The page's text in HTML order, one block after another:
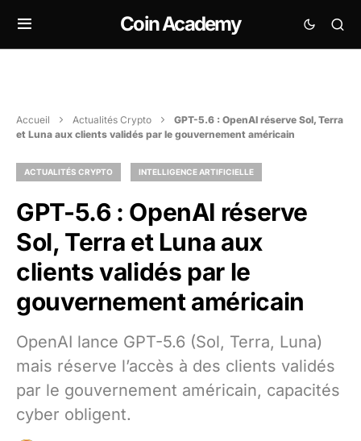
Coin Academy
Accueil Actualités Crypto
GPT-5.6 : OpenAI réserve Sol, Terra
et Luna aux clients validés par le gouvernement américain
ACTUALITÉS CRYPTO INTELLIGENCE ARTIFICIELLE
GPT-5.6 : OpenAI réserve
Sol, Terra et Luna aux
clients validés par le
gouvernement américain
OpenAI lance GPT-5.6 (Sol, Terra, Luna)
mais réserve l’accès à des clients validés
par le gouvernement américain, capacités
cyber obligent.